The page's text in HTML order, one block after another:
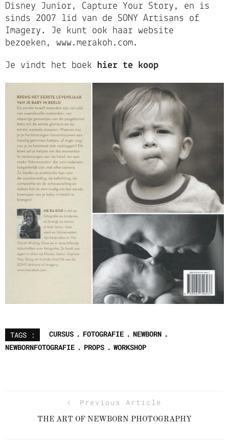
Disney Junior, Capture Your Story, en is
sinds 2007 lid van de SONY Artisans of
Imagery. Je kunt ook haar website
bezoeken, www.merakoh.com.
Je vindt het boek hier te koop
TAGS : CURSUS FOTOGRAFIE
NEWBORN
NEWBORNFOTOGRAFIE
PROPS WORKSHOP
Previous Article
THE ART OF NEWBORN PHOTOGRAPHY